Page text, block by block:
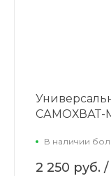
САМОХВАТ-
В наличии
2 250 руб. /